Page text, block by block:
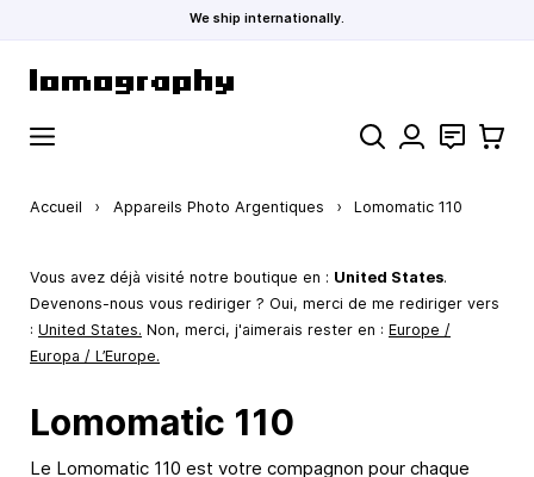
We ship internationally.
RechercherContact
Panier
Accueil › Appareils Photo Argentiques › Lomomatic 110
Vous avez déjà visité notre boutique en : United States.
Devenons-nous vous rediriger ? Oui, merci de me rediriger vers
: United States. Non, merci, j'aimerais rester en : Europe /
Europa / L’Europe.
Lomomatic 110
Le Lomomatic 110 est votre compagnon pour chaque